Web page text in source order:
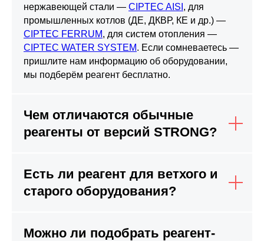
нержавеющей стали — CIPTEC AISI , для
промышленных котлов (ДЕ, ДКВР, КЕ и др.) —
CIPTEC FERRUM, для систем отопления —
CIPTEC WATER SYSTEM. Если сомневаетесь —
пришлите нам информацию об оборудовании,
мы подберём реагент бесплатно.
Чем отличаются обычные
реагенты от версий STRONG?
Есть ли реагент для ветхого и
старого оборудования?
Можно ли подобрать реагент-